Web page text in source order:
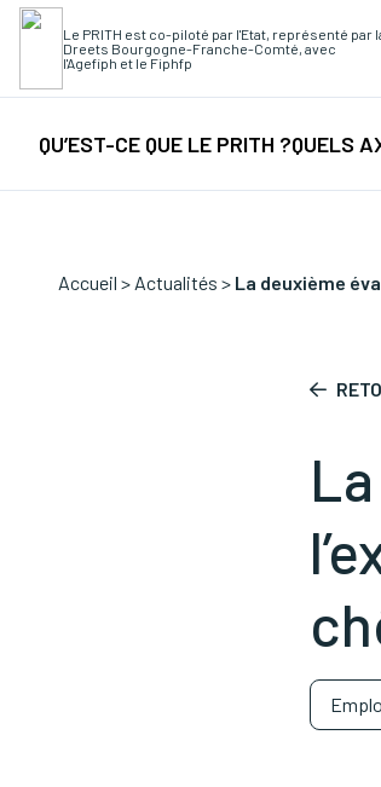
Le PRITH est co-piloté par l'Etat, représenté par
Dreets Bourgogne-Franche-Comté, avec
l'Agefiph et le Fiphfp
QU’EST-CE QUE LE PRITH ?QUELS
Accueil > Actualités > La deuxième